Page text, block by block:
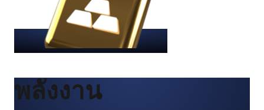
พลังงาน